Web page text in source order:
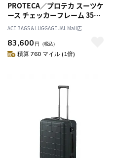
PROTECA／プロテカ スーツケ
ース チェッカーフレーム 35リ
ットル 機内持ち込み対応 フレ
ACE BAGS＆LUGGAGE JAL Mall店
83,600 円 （税込）
積算 760 マイル (1倍)